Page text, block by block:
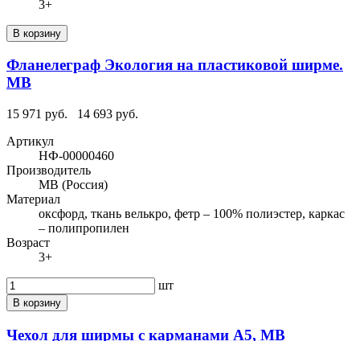
3+
В корзину
Фланелеграф Экология на пластиковой ширме.
МВ
15 971 руб.
14 693 руб.
Артикул
НФ-00000460
Производитель
МВ (Россия)
Материал
оксфорд, ткань велькро, фетр – 100% полиэстер, каркас
– полипропилен
Возраст
3+
шт
В корзину
Чехол для ширмы с карманами А5, МВ